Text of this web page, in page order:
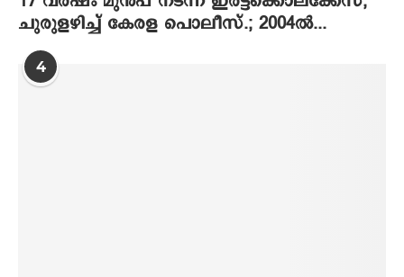
ചുരുളഴിച്ച് കേരള പൊലീസ്.; 2004ല്‍...
4